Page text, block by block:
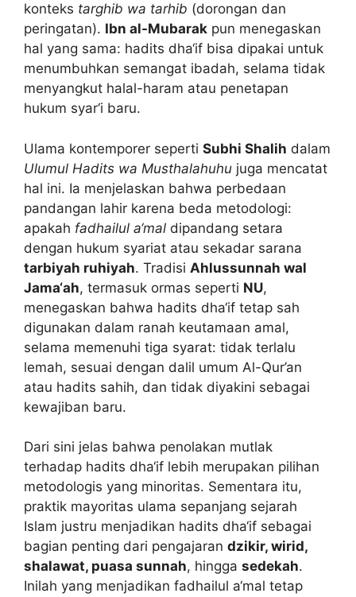
konteks targhib wa tarhib (dorongan dan
peringatan). Ibn al-Mubarak pun menegaskan
hal yang sama: hadits dha‘if bisa dipakai untuk
menumbuhkan semangat ibadah, selama tidak
menyangkut halal-haram atau penetapan
hukum syar‘i baru.
Ulama kontemporer seperti Subhi Shalih dalam
Ulumul Hadits wa Musthalahuhu juga mencatat
hal ini. Ia menjelaskan bahwa perbedaan
pandangan lahir karena beda metodologi:
apakah fadhailul a‘mal dipandang setara
dengan hukum syariat atau sekadar sarana
tarbiyah ruhiyah. Tradisi Ahlussunnah wal
Jama‘ah, termasuk ormas seperti NU,
menegaskan bahwa hadits dha‘if tetap sah
digunakan dalam ranah keutamaan amal,
selama memenuhi tiga syarat: tidak terlalu
lemah, sesuai dengan dalil umum Al-Qur’an
atau hadits sahih, dan tidak diyakini sebagai
kewajiban baru.
Dari sini jelas bahwa penolakan mutlak
terhadap hadits dha‘if lebih merupakan pilihan
metodologis yang minoritas. Sementara itu,
praktik mayoritas ulama sepanjang sejarah
Islam justru menjadikan hadits dha‘if sebagai
bagian penting dari pengajaran dzikir, wirid,
shalawat, puasa sunnah, hingga sedekah.
Inilah yang menjadikan fadhailul a‘mal tetap